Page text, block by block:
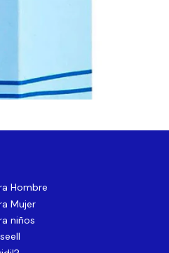
Hombre
Mujer
niños